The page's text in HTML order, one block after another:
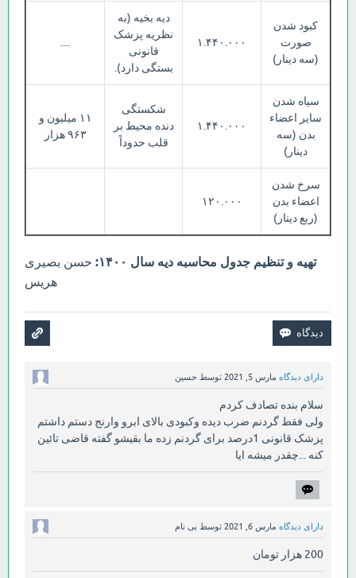
کبود شدن
صورت
(سه دینار)
۱.۴۴۰.۰۰۰
دیه بخیه (به
نظریه پزشک
قانونی
بستگی دارد).
سیاه شدن
سایر اعضاء
بدن (سه
دینار)
۱.۴۴۰.۰۰۰
شکستگی
دنده محیط بر
قلب حدوداً
۱۱ میلیون و
۹۶۳ هزار
سرخ شدن
اعضاء بدن
(ربع دینار)
۱۲۰.۰۰۰
تهیه و تنظیم جدول محاسبه دیه سال ۱۴۰۰:
حسن بصیری
هریس
دارای دیدگاه مارس 5, 2021 توسط حسین
سلام بنده تصادف کردم
ولی فقط گردنم ضرب دیده وکبودی بالای ابرو وارنج دستم داشتم
پزشک قانونی 1درصد برای گردنم زده ما بقیشو گفته قاضی تائین
کنه ...چقدر میشه ایا
دارای دیدگاه مارس 6, 2021 توسط بی نام
200 هزار تومان